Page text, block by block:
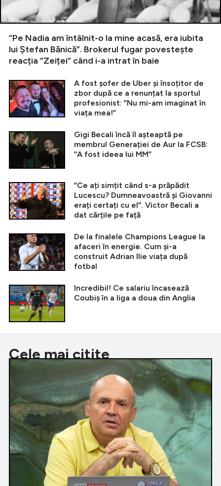
”Pe Nadia am întâlnit-o la mine acasă, era iubita
lui Ștefan Bănică”. Brokerul fugar povestește
reacția ”Zeiței” când i-a intrat în baie
A fost șofer de Uber și însoțitor de
zbor după ce a renunțat la sportul
profesionist: ”Nu mi-am imaginat în
viața mea!”
Gigi Becali încă îl așteaptă pe
membrul Generației de Aur la FCSB:
”A fost ideea lui MM”
”Ce ați simțit când s-a prăpădit
Lucescu? Dumneavoastră și Giovanni
erați certați cu el”. Victor Becali a
dat cărțile pe față
De la finalele Champions League la
afaceri în energie. Cum și-a
construit Adrian Ilie viața după
fotbal
Incredibil! Ce salariu încasează
Coubiș în a liga a doua din Anglia
Cele mai citite